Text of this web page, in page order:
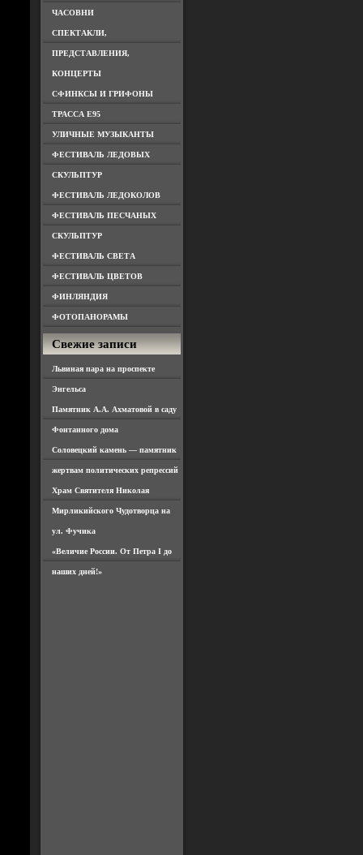
ЧАСОВНИ
СПЕКТАКЛИ,
ПРЕДСТАВЛЕНИЯ,
КОНЦЕРТЫ
СФИНКСЫ И ГРИФОНЫ
ТРАССА Е95
УЛИЧНЫЕ МУЗЫКАНТЫ
ФЕСТИВАЛЬ ЛЕДОВЫХ
СКУЛЬПТУР
ФЕСТИВАЛЬ ЛЕДОКОЛОВ
ФЕСТИВАЛЬ ПЕСЧАНЫХ
СКУЛЬПТУР
ФЕСТИВАЛЬ СВЕТА
ФЕСТИВАЛЬ ЦВЕТОВ
ФИНЛЯНДИЯ
ФОТОПАНОРАМЫ
Свежие записи
Львиная пара на проспекте
Энгельса
Памятник А.А. Ахматовой в саду
Фонтанного дома
Соловецкий камень — памятник
жертвам политических репрессий
Храм Святителя Николая
Мирликийского Чудотворца на
ул. Фучика
«Величие России. От Петра I до
наших дней!»